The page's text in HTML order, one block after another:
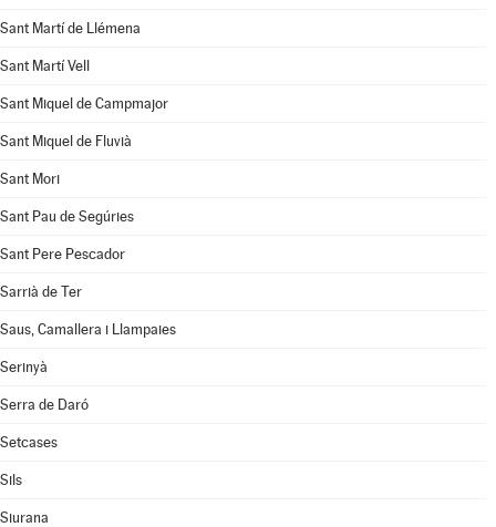
Sant Martí de Llémena
Sant Martí Vell
Sant Miquel de Campmajor
Sant Miquel de Fluvià
Sant Mori
Sant Pau de Segúries
Sant Pere Pescador
Sarrià de Ter
Saus, Camallera i Llampaies
Serinyà
Serra de Daró
Setcases
Sils
Siurana